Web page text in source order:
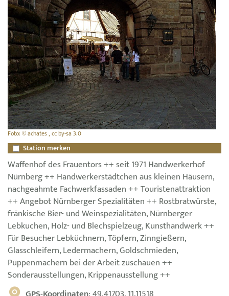
Foto: © achates , cc by-sa 3.0
Station merken
Waffenhof des Frauentors ++ seit 1971 Handwerkerhof
Nürnberg ++ Handwerkerstädtchen aus kleinen Häusern,
nachgeahmte Fachwerkfassaden ++ Touristenattraktion
++ Angebot Nürnberger Spezialitäten ++ Rostbratwürste,
fränkische Bier- und Weinspezialitäten, Nürnberger
Lebkuchen, Holz- und Blechspielzeug, Kunsthandwerk ++
Für Besucher Lebküchnern, Töpfern, Zinngießern,
Glasschleifern, Ledermachern, Goldschmieden,
Puppenmachern bei der Arbeit zuschauen ++
Sonderausstellungen, Krippenausstellung ++